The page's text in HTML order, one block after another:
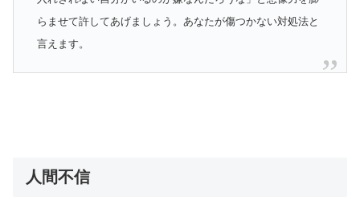
らませて許してあげましょう。あなたが傷つかない対処法と
言えます。
人間不信